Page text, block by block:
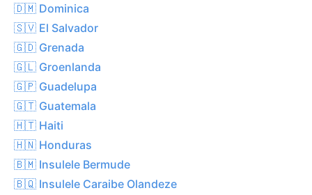
🇩🇲 Dominica
🇸🇻 El Salvador
🇬🇩 Grenada
🇬🇱 Groenlanda
🇬🇵 Guadelupa
🇬🇹 Guatemala
🇭🇹 Haiti
🇭🇳 Honduras
🇧🇲 Insulele Bermude
🇧🇶 Insulele Caraibe Olandeze